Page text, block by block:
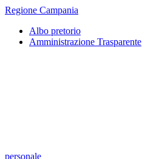
Regione Campania
Albo pretorio
Amministrazione Trasparente
personale